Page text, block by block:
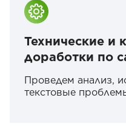
Технические и
доработки по
Проведем анализ,
текстовые